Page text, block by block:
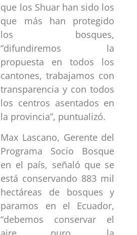
que los Shuar han sido los
que más han protegido
los bosques,
“difundiremos la
propuesta en todos los
cantones, trabajamos con
transparencia y con todos
los centros asentados en
la provincia”, puntualizó.
Max Lascano, Gerente del
Programa Socio Bosque
en el país, señaló que se
está conservando 883 mil
hectáreas de bosques y
paramos en el Ecuador,
“debemos conservar el